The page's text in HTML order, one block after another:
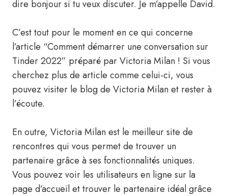
dire bonjour si tu veux discuter. Je m’appelle David.
C’est tout pour le moment en ce qui concerne
l’article “Comment démarrer une conversation sur
Tinder 2022” préparé par Victoria Milan ! Si vous
cherchez plus de article comme celui-ci, vous
pouvez visiter le blog de Victoria Milan et rester à
l’écoute.
En outre, Victoria Milan est le meilleur site de
rencontres qui vous permet de trouver un
partenaire grâce à ses fonctionnalités uniques.
Vous pouvez voir les utilisateurs en ligne sur la
page d’accueil et trouver le partenaire idéal grâce